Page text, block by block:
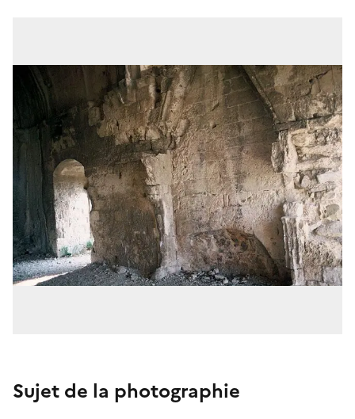
Sujet de la photographie